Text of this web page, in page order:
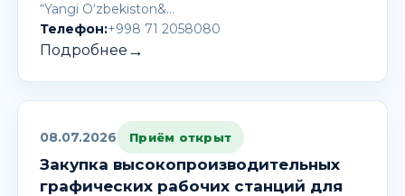
“Yangi O‘zbekiston&…
Телефон:+998 71 2058080
Подробнее →
08.07.2026 Приём открыт
Закупка высокопроизводительных
графических рабочих станций для